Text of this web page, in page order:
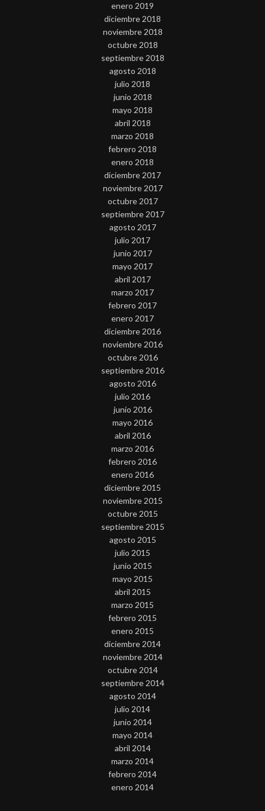
enero 2019
diciembre 2018
noviembre 2018
octubre 2018
septiembre 2018
agosto 2018
julio 2018
junio 2018
mayo 2018
abril 2018
marzo 2018
febrero 2018
enero 2018
diciembre 2017
noviembre 2017
octubre 2017
septiembre 2017
agosto 2017
julio 2017
junio 2017
mayo 2017
abril 2017
marzo 2017
febrero 2017
enero 2017
diciembre 2016
noviembre 2016
octubre 2016
septiembre 2016
agosto 2016
julio 2016
junio 2016
mayo 2016
abril 2016
marzo 2016
febrero 2016
enero 2016
diciembre 2015
noviembre 2015
octubre 2015
septiembre 2015
agosto 2015
julio 2015
junio 2015
mayo 2015
abril 2015
marzo 2015
febrero 2015
enero 2015
diciembre 2014
noviembre 2014
octubre 2014
septiembre 2014
agosto 2014
julio 2014
junio 2014
mayo 2014
abril 2014
marzo 2014
febrero 2014
enero 2014